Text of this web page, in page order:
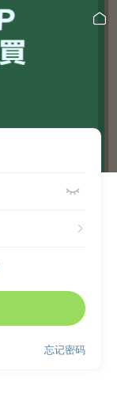



忘记密码